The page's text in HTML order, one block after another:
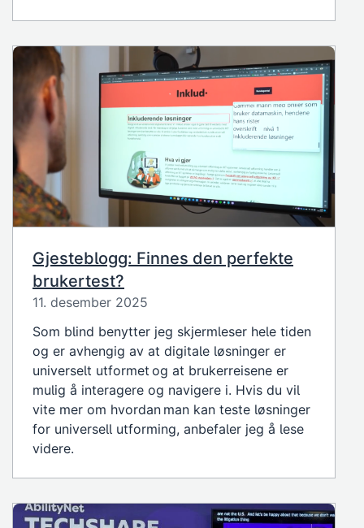
Gjesteblogg: Finnes den perfekte
brukertest?
11. desember 2025
Som blind benytter jeg skjermleser hele tiden
og er avhengig av at digitale løsninger er
universelt utformet og at brukerreisene er
mulig å interagere og navigere i. Hvis du vil
vite mer om hvordan man kan teste løsninger
for universell utforming, anbefaler jeg å lese
videre.